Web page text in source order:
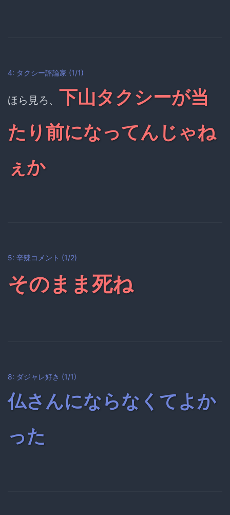
4: タクシー評論家 (1/1)
ほら見ろ、 下山タクシーが当
たり前になってんじゃね
ぇか
5: 辛辣コメント (1/2)
そのまま死ね
8: ダジャレ好き (1/1)
仏さんにならなくてよか
った